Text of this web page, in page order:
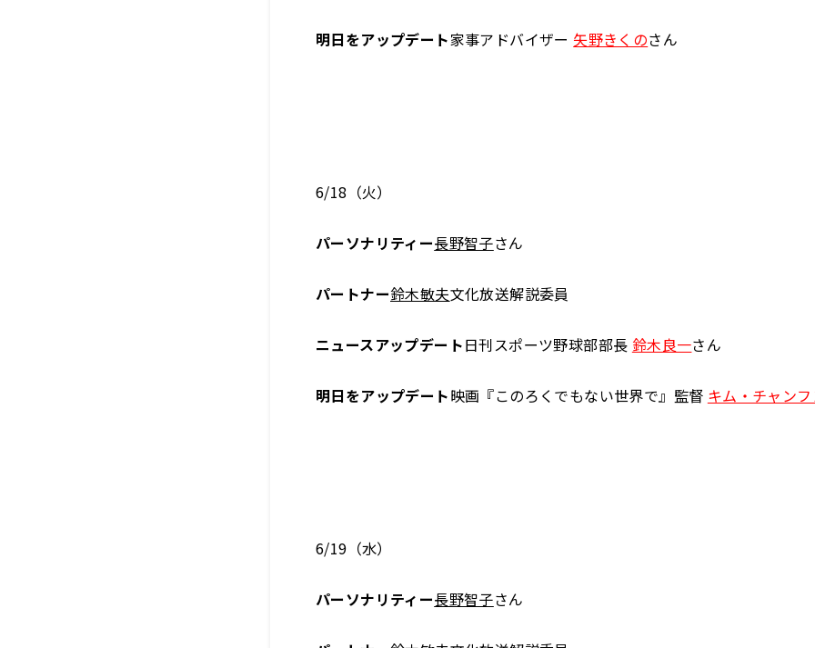
明日をアップデート家事アドバイザー矢野きくのさん
6/18（火）
パーソナリティー長野智子さん
パートナー鈴木敏夫文化放送解説委員
ニュースアップデート日刊スポーツ野球部部長 鈴木良一さん
明日をアップデート映画『このろくでもない世界で』監督 キム・チャン
6/19（水）
パーソナリティー長野智子さん